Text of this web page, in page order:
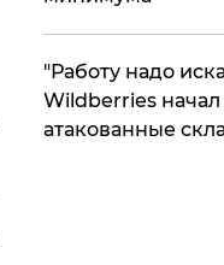
"Работу надо
Wildberries начал
атакованные